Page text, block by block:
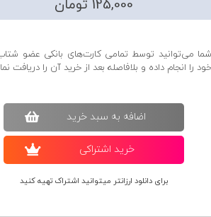
125,000 تومان
شما می‌توانید توسط تمامی کارت‌های بانکی عضو
خود را انجام داده و بلافاصله بعد از خرید آن را دریافت
اضافه به سبد خريد
خريد اشتراکی
برای دانلود ارزانتر میتوانید اشتراک تهیه کنید